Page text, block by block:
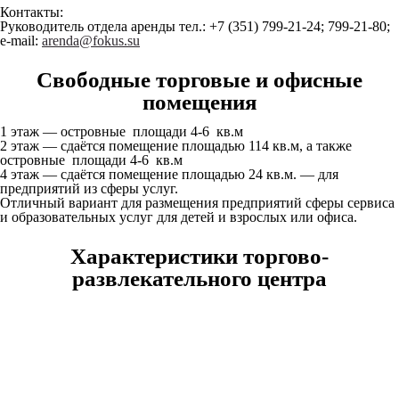
Контакты:
Руководитель отдела аренды тел.: +7 (351) 799-21-24; 799-21-80;
e-mail: arenda@fokus.su
Свободные торговые и офисные
помещения
1 этаж — островные площади 4-6 кв.м
2 этаж — сдаётся помещение площадью 114 кв.м, а также
островные площади 4-6 кв.м
4 этаж — сдаётся помещение площадью 24 кв.м. — для
предприятий из сферы услуг.
Отличный вариант для размещения предприятий сферы сервиса
и образовательных услуг для детей и взрослых или офиса.
Характеристики торгово-
развлекательного центра